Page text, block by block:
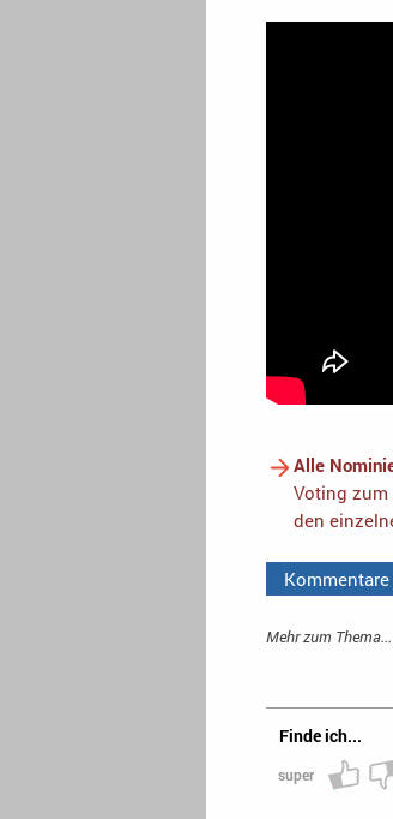
Alle
Voting zum
den
Kommentare
Mehr zum Thema...
Finde ich...
super